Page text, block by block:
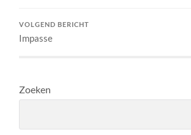
VOLGEND BERICHT
Impasse
Zoeken